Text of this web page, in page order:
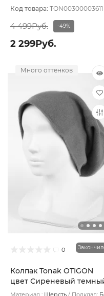
Код товара: TON00300003611
4 499Руб. -49%
2 299Руб.
Много оттенков
0
Колпак Tonak OTIGON
цвет Сиреневый
Материал : Шерсть Подклад: